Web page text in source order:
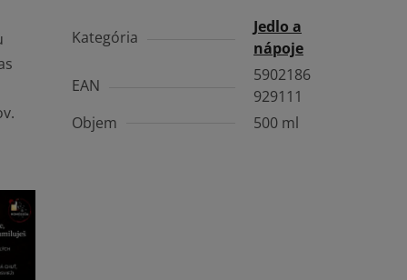
Kategória
Jedlo a
nápoje
EAN
5902186
929111
Objem
500 ml